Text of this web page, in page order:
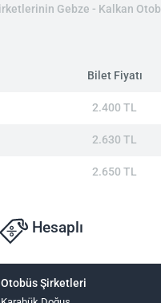
Gebze - Kalkan
Bilet Fiyatı
2.400 TL
2.630 TL
2.650 TL
Hesaplı
Otobüs Şirketleri